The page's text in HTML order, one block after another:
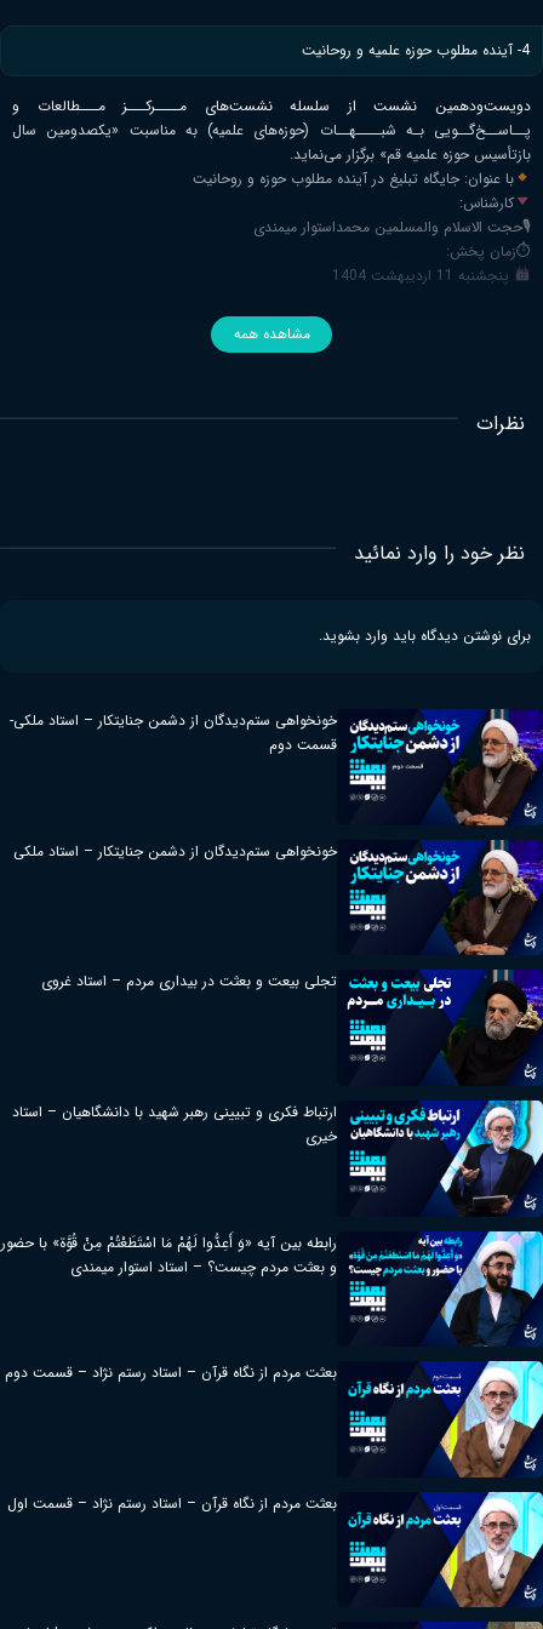
4- آینده مطلوب حوزه علمیه و روحانیت
دویست‌ودهمین نشست از سلسله نشست‌های مــــرکـــز مـــطالعات و
پــاســخ‌گــویی بـه شبــــهــات (حوزه‌های علمیه) به مناسبت «یکصدومین سال
بازتأسیس حوزه علمیه قم» برگزار می‌نماید.
با عنوان: جایگاه تبلیغ در آینده مطلوب حوزه و روحانیت
کارشناس:
🎙حجت الاسلام والمسلمین محمداستوار میمندی
⏱زمان پخش:
پنجشنبه 11 اردیبهشت 1404
مشاهده همه
نظرات
نظر خود را وارد نمائید
برای نوشتن دیدگاه باید وارد بشوید.
خونخواهی ستم‌دیدگان از دشمن جنایتکار – استاد ملکی-
قسمت دوم
خونخواهی ستم‌دیدگان از دشمن جنایتکار – استاد ملکی
تجلی بیعت و بعثت در بیداری مردم – استاد غروی
ارتباط فکری و تبیینی رهبر شهید با دانشگاهیان – استاد
خیری
رابطه بین آیه «وَ أَعِدُّوا لَهُمْ مَا اسْتَطَعْتُمْ مِنْ قُوَّة» با حضور
و بعثت مردم چیست؟ – استاد استوار میمندی
بعثت مردم از نگاه قرآن – استاد رستم نژاد – قسمت دوم
بعثت مردم از نگاه قرآن – استاد رستم نژاد – قسمت اول